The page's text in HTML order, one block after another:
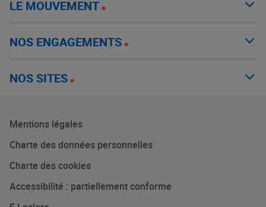
LE MOUVEMENT
NOS ENGAGEMENTS
NOS SITES
Mentions légales
Charte des données personnelles
Charte des cookies
Accessibilité : partiellement conforme